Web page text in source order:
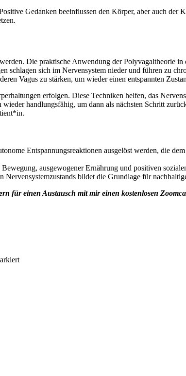
Gedanken beeinflussen den Körper, aber auch der
Die praktische Anwendung der Polyvagaltheorie
schlagen sich im Nervensystem nieder und führen zu
Vagus zu stärken, um wieder einen entspannten
erfolgen. Diese Techniken helfen, das
handlungsfähig, um dann als nächsten Schritt
Entspannungsreaktionen ausgelöst werden, die
ausgewogener Ernährung und positiven
Nervensystemzustands bildet die Grundlage für
für einen Austausch mit mir einen kostenlosen